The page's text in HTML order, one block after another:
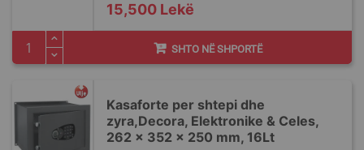
15,500 Lekë
SHTO NË SHPORTË
Kasaforte per shtepi dhe
zyra,Decora, Elektronike & Celes,
262 x 352 x 250 mm, 16Lt